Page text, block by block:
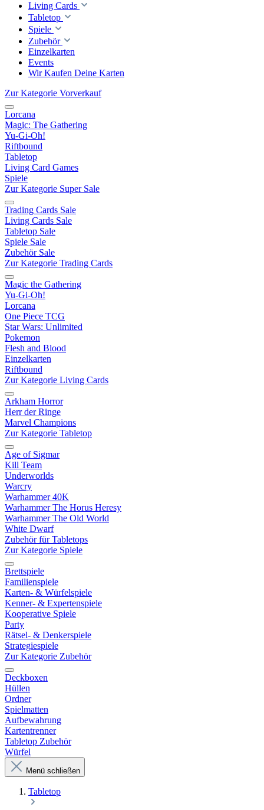
Living Cards
Tabletop
Spiele
Zubehör
Einzelkarten
Events
Wir Kaufen Deine Karten
Zur Kategorie Vorverkauf
Lorcana
Magic: The Gathering
Yu-Gi-Oh!
Riftbound
Tabletop
Living Card Games
Spiele
Zur Kategorie Super Sale
Trading Cards Sale
Living Cards Sale
Tabletop Sale
Spiele Sale
Zubehör Sale
Zur Kategorie Trading Cards
Magic the Gathering
Yu-Gi-Oh!
Lorcana
One Piece TCG
Star Wars: Unlimited
Pokemon
Flesh and Blood
Einzelkarten
Riftbound
Zur Kategorie Living Cards
Arkham Horror
Herr der Ringe
Marvel Champions
Zur Kategorie Tabletop
Age of Sigmar
Kill Team
Underworlds
Warcry
Warhammer 40K
Warhammer The Horus Heresy
Warhammer The Old World
White Dwarf
Zubehör für Tabletops
Zur Kategorie Spiele
Brettspiele
Familienspiele
Karten- & Würfelspiele
Kenner- & Expertenspiele
Kooperative Spiele
Party
Rätsel- & Denkerspiele
Strategiespiele
Zur Kategorie Zubehör
Deckboxen
Hüllen
Ordner
Spielmatten
Aufbewahrung
Kartentrenner
Tabletop Zubehör
Würfel
Menü schließen
Tabletop